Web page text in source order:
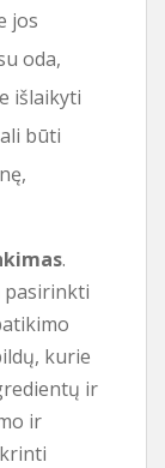
jos
oda,
išlaikyti
būti
.
pasirinkti
kurie
ir
ir